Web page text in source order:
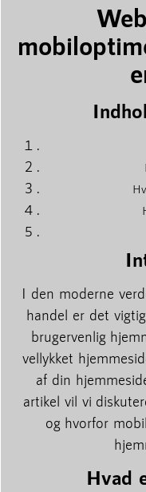
I den moderne
handel er det
brugervenlig
vellykket
af din
artikel vil vi
og hvorfor
Hvad